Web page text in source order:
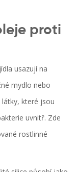
proti
usazují na
mydlo nebo
které jsou
uvnitř. Zde
rostlinné